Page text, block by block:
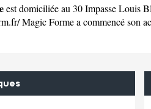
est domiciliée au 30 Impasse Louis
Magic Forme a commencé son